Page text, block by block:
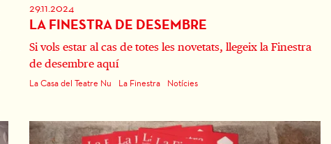
29.11.2024
LA FINESTRA DE DESEMBRE
Si vols estar al cas de totes les novetats, llegeix la Finestra
de desembre aquí
La Casa del Teatre Nu La Finestra Notícies